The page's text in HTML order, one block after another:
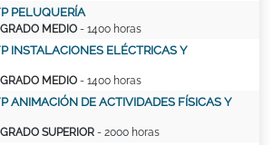
PELUQUERÍA
MEDIO - 1400 horas
INSTALACIONES ELÉCTRICAS Y
MEDIO - 1400 horas
ANIMACIÓN DE ACTIVIDADES FÍSICAS Y
SUPERIOR - 2000 horas